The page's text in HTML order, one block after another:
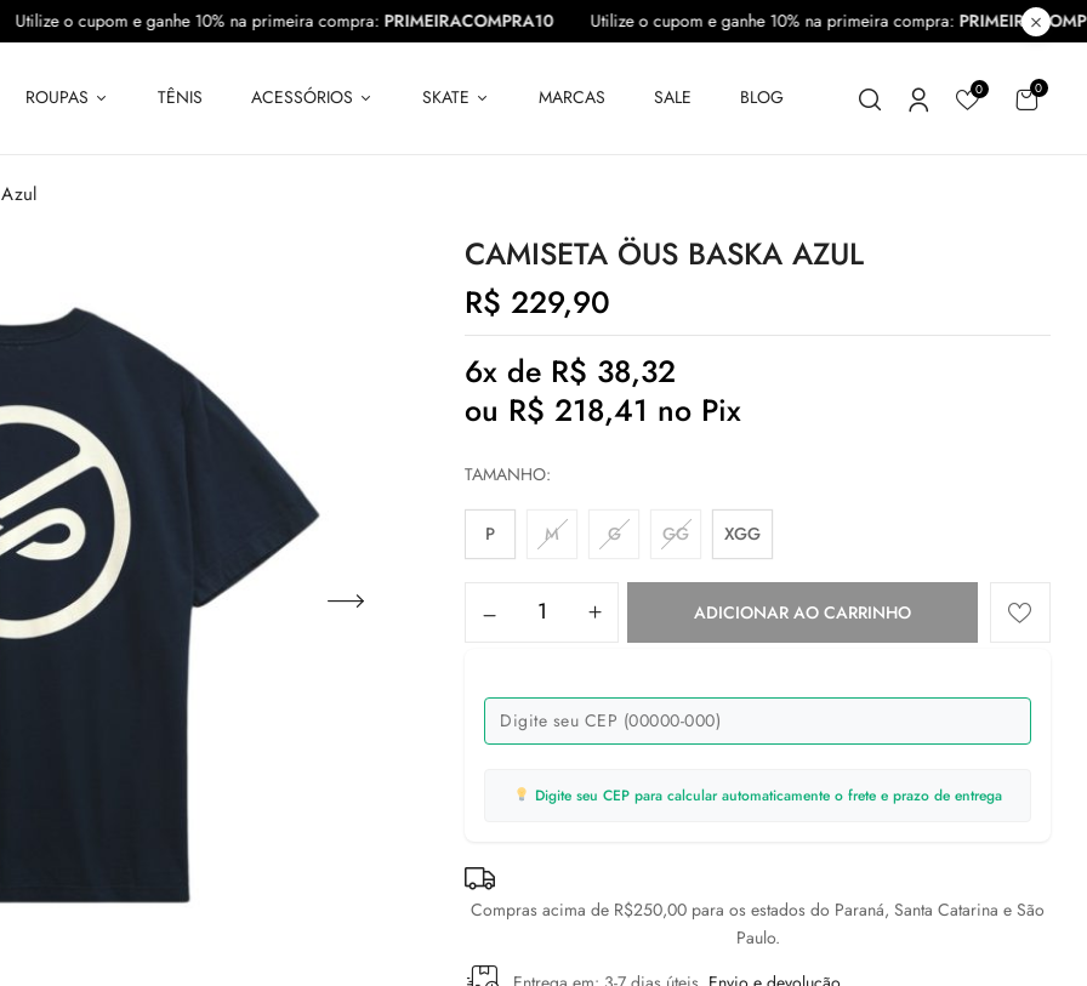
Utilize o cupom e ganhe 10% na primeira compra:PRIMEIRACOMPRA10 Utilize o cupom e ganhe 10% na primeira compra:
ROUPAS TÊNIS ACESSÓRIOS SKATE MARCAS SALE BLOG 0 0
CAMISETA ÖUS BASKA AZUL
R$ 229,90
6x de R$ 38,32
ou R$ 218,41 no Pix
TAMANHO
P M G GG XGG
ADICIONAR AO CARRINHO
Digite seu CEP para calcular automaticamente o frete e prazo de entrega
Compras acima de R$250,00 para os estados do Paraná, Santa Catarina e São
Paulo.